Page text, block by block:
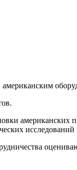
американских